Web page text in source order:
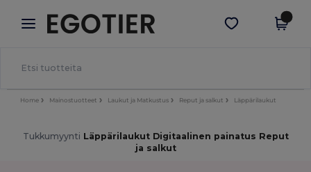
× Egotier-sovellus
Paremmat hinnat appissa!
Hae sovellus
Home Mainostuotteet Laukut ja Matkustus Reput ja salkut Läppärilaukut
Tukkumyynti Läppärilaukut Digitaalinen painatus Reput
ja salkut